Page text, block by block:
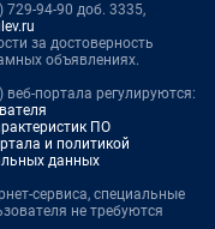
94-90 доб. 3335,
за достоверность
объявлениях.
портала регулируются:
ПО
и политикой
данных
сервиса, специальные
не требуются